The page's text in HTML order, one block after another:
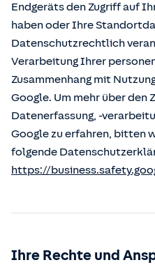
Endgeräts den Zugriff auf
haben oder Ihre
Datenschutzrechtlich
Verarbeitung Ihrer
Zusammenhang mit
Google. Um mehr über den
Datenerfassung, -
Google zu erfahren, bitten
folgende
https://
Ihre Rechte und